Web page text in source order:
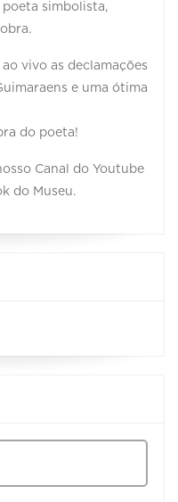
simbolista,
vivo as declamações
e uma ótima
do poeta!
Canal do Youtube
do Museu.